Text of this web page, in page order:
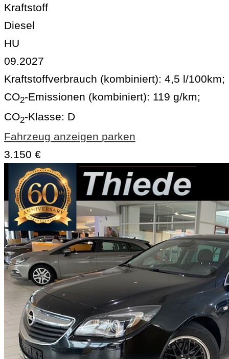
Kraftstoff
Diesel
HU
09.2027
Kraftstoffverbrauch (kombiniert): 4,5 l/100km;
CO2-Emissionen (kombiniert): 119 g/km;
CO2-Klasse: D
Fahrzeug anzeigen parken
3.150 €